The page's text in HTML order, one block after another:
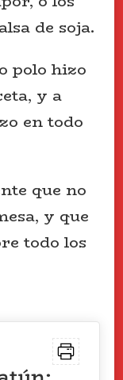
de soja.
polo hizo
y a
en todo
que no
y que
todo los